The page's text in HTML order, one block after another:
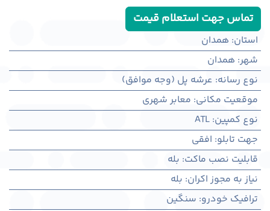
تماس جهت استعلام قیمت
استان: همدان
شهر: همدان
نوع رسانه: عرشه پل (وجه موافق)
موقعیت مکانی: معابر شهری
نوع کمپین:
ATL
جهت تابلو: افقی
قابلیت نصب ماکت: بله
نیاز به مجوز اکران: بله
ترافیک خودرو: سنگین